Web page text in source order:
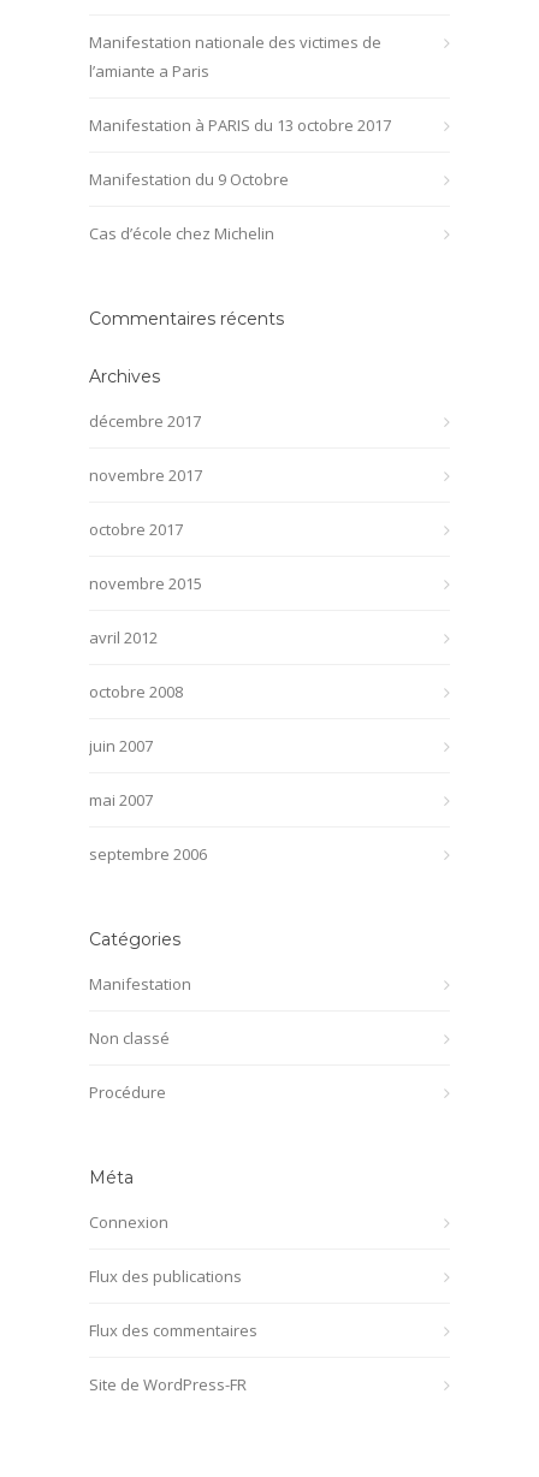
Manifestation nationale des victimes de
l’amiante a Paris
Manifestation à PARIS du 13 octobre 2017
Manifestation du 9 Octobre
Cas d’école chez Michelin
Commentaires récents
Archives
décembre 2017
novembre 2017
octobre 2017
novembre 2015
avril 2012
octobre 2008
juin 2007
mai 2007
septembre 2006
Catégories
Manifestation
Non classé
Procédure
Méta
Connexion
Flux des publications
Flux des commentaires
Site de WordPress-FR